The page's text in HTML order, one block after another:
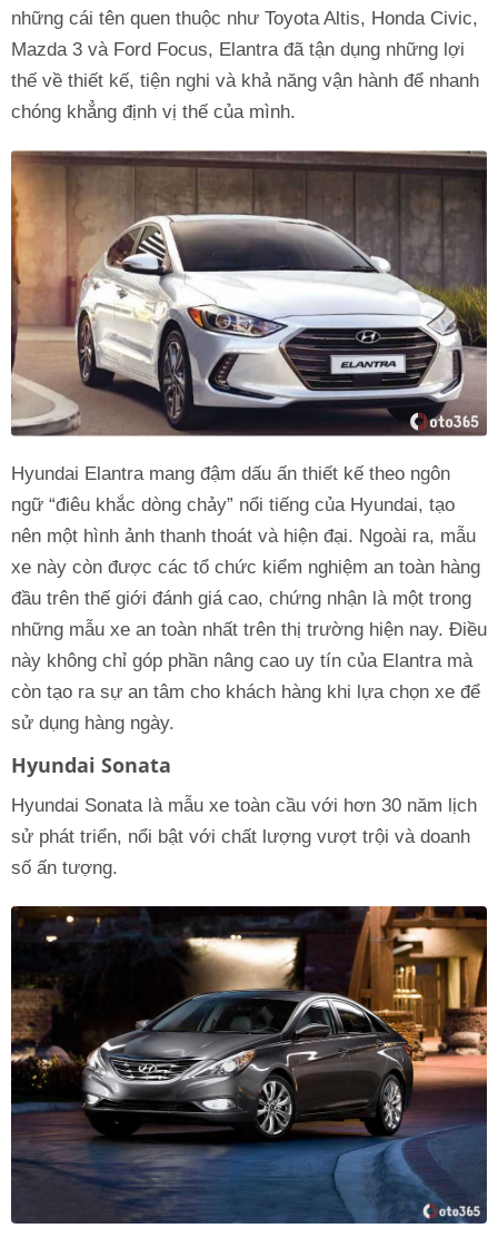
những cái tên quen thuộc như Toyota Altis, Honda Civic,
Mazda 3 và Ford Focus, Elantra đã tận dụng những lợi
thế về thiết kế, tiện nghi và khả năng vận hành để nhanh
chóng khẳng định vị thế của mình.
Hyundai Elantra mang đậm dấu ấn thiết kế theo ngôn
ngữ “điêu khắc dòng chảy” nổi tiếng của Hyundai, tạo
nên một hình ảnh thanh thoát và hiện đại. Ngoài ra, mẫu
xe này còn được các tổ chức kiểm nghiệm an toàn hàng
đầu trên thế giới đánh giá cao, chứng nhận là một trong
những mẫu xe an toàn nhất trên thị trường hiện nay. Điều
này không chỉ góp phần nâng cao uy tín của Elantra mà
còn tạo ra sự an tâm cho khách hàng khi lựa chọn xe để
sử dụng hàng ngày.
Hyundai Sonata
Hyundai Sonata là mẫu xe toàn cầu với hơn 30 năm lịch
sử phát triển, nổi bật với chất lượng vượt trội và doanh
số ấn tượng.